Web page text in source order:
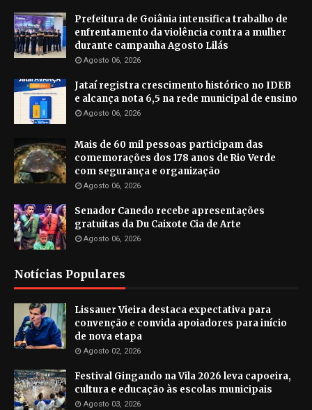
Prefeitura de Goiânia intensifica trabalho de
enfrentamento da violência contra a mulher
durante campanha Agosto Lilás
Agosto 06, 2026
Jataí registra crescimento histórico no IDEB
e alcança nota 6,5 na rede municipal de ensino
Agosto 06, 2026
Mais de 60 mil pessoas participam das
comemorações dos 178 anos de Rio Verde
com segurança e organização
Agosto 06, 2026
Senador Canedo recebe apresentações
gratuitas da Du Caixote Cia de Arte
Agosto 06, 2026
Notícias Populares
Lissauer Vieira destaca expectativa para
convenção e convida apoiadores para início
de nova etapa
Agosto 02, 2026
Festival Gingando na Vila 2026 leva capoeira,
cultura e educação às escolas municipais
Agosto 03, 2026